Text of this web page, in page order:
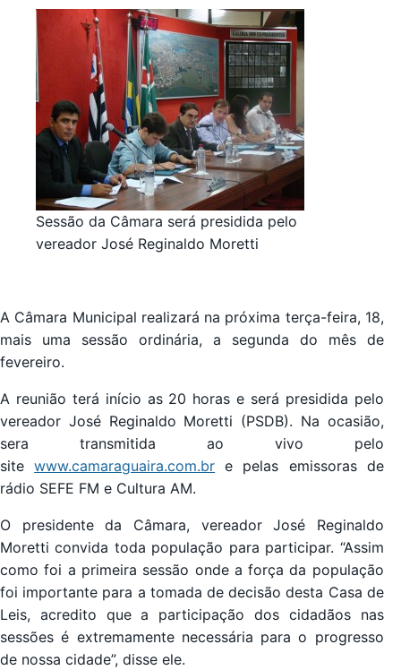
Sessão da Câmara será presidida pelo
vereador José Reginaldo Moretti
A Câmara Municipal realizará na próxima terça-feira, 18,
mais uma sessão ordinária, a segunda do mês de
fevereiro.
A reunião terá início as 20 horas e será presidida pelo
vereador José Reginaldo Moretti (PSDB). Na ocasião,
sera transmitida ao vivo pelo
sitewww.camaraguaira.com.br e pelas emissoras de
rádio SEFE FM e Cultura AM.
O presidente da Câmara, vereador José Reginaldo
Moretti convida toda população para participar. “Assim
como foi a primeira sessão onde a força da população
foi importante para a tomada de decisão desta Casa de
Leis, acredito que a participação dos cidadãos nas
sessões é extremamente necessária para o progresso
de nossa cidade”, disse ele.